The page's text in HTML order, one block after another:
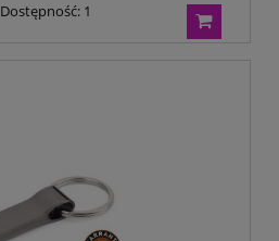
Dostępność: 1